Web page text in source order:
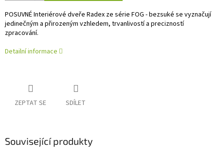
POSUVNÉ Interiérové dveře Radex ze série FOG - bezsuké se vyznačují
jedinečným a přirozeným vzhledem, trvanlivostí a precizností
zpracování.
Detailní informace
ZEPTAT SE SDÍLET
Související produkty